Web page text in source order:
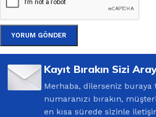
Kayıt Bırakın Sizi
Merhaba, dilerseniz buraya
numaranızı bırakın,
en kısa sürede sizinle